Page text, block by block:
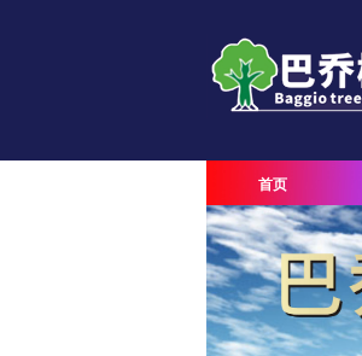
首页